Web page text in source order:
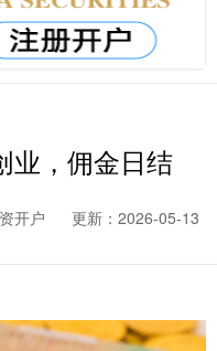
业，佣金日结
开户
更新：2026-05-13